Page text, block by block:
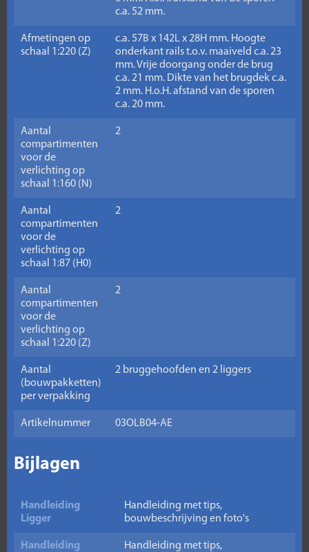
c.a. 52 mm.
Afmetingen op
schaal 1:220 (Z)
c.a. 57B x 142L x 28H mm. Hoogte
onderkant rails t.o.v. maaiveld c.a. 23
mm. Vrije doorgang onder de brug
c.a. 21 mm. Dikte van het brugdek c.a.
2 mm. H.o.H. afstand van de sporen
c.a. 20 mm.
Aantal
compartimenten
voor de
verlichting op
schaal 1:160 (N)
2
Aantal
compartimenten
voor de
verlichting op
schaal 1:87 (H0)
2
Aantal
compartimenten
voor de
verlichting op
schaal 1:220 (Z)
2
Aantal
(bouwpakketten)
per verpakking
2 bruggehoofden en 2 liggers
Artikelnummer 03OLB04-AE
Bijlagen
Handleiding
Ligger
Handleiding met tips,
bouwbeschrijving en foto's
Handleiding
Handleiding met tips,